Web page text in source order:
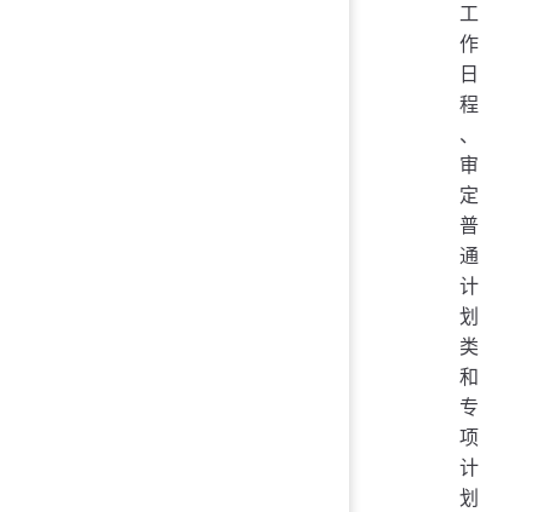
工
作
日
程
、
审
定
普
通
计
划
类
和
专
项
计
划